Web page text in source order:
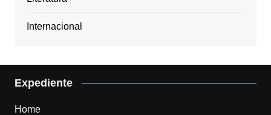
Internacional
Expediente
Home